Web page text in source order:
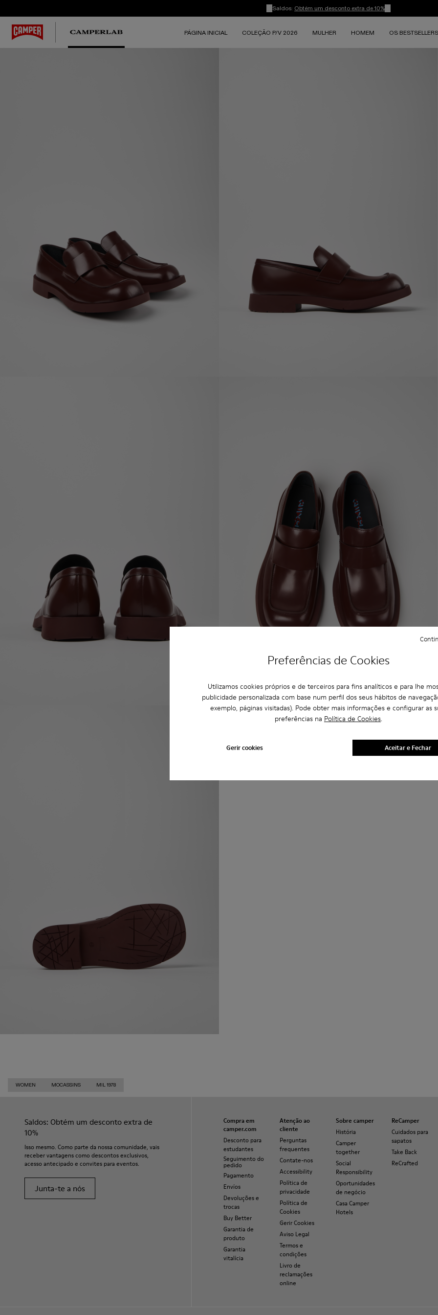
Preferências de Cookies
Utilizamos cookies próprios e de terceiros para fins analíticos e para lhe
publicidade personalizada com base num perfil dos seus hábitos de
exemplo, páginas visitadas). Pode obter mais informações e configurar as
preferências na Política de Cookies.
Gerir cookies Aceitar e Fechar
Saldos: Obtém um desconto extra de 10%
PÁGINA INICIAL COLEÇÃO P/V 2026 MULHER HOMEM OS BESTSELLERS
WOMEN MOCASSINS MIL 1978
Saldos: Obtém um desconto extra de
10%
Isso mesmo. Como parte da nossa comunidade, vais
receber vantagens como descontos exclusivos,
acesso antecipado e convites para eventos.
Junta-te a nós
Compra em
camper.com
Desconto para
estudantes
Seguimento do
pedido
Pagamento
Envíos
Devoluções e
trocas
Buy Better
Garantia de
produto
Garantia
vitalícia
Atenção ao
cliente
Perguntas
frequentes
Contate-nos
Accessibility
Política de
privacidade
Política de
Cookies
Gerir Cookies
Aviso Legal
Termos e
condições
Livro de
reclamações
online
Sobre camper
História
Camper
together
Social
Responsibility
Oportunidades
de negócio
Casa Camper
Hotels
ReCamper
Cuidados para
sapatos
Take Back
ReCrafted